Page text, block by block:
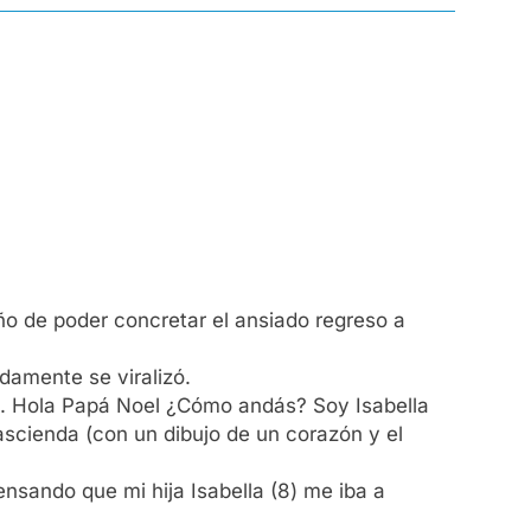
de poder concretar el ansiado regreso a
se viralizó.
Papá Noel ¿Cómo andás? Soy Isabella
(con un dibujo de un corazón y el
que mi hija Isabella (8) me iba a